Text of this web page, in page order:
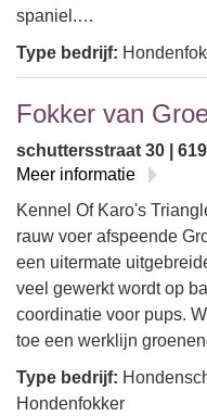
spaniel.…
Type bedrijf:
Fokker van
schuttersstraat 30 |
Meer informatie
Kennel Of Karo's
rauw voer afspeende
een uitermate
veel gewerkt wordt op
coordinatie voor pups.
toe een werklijn
Type bedrijf:
Hondenfokker